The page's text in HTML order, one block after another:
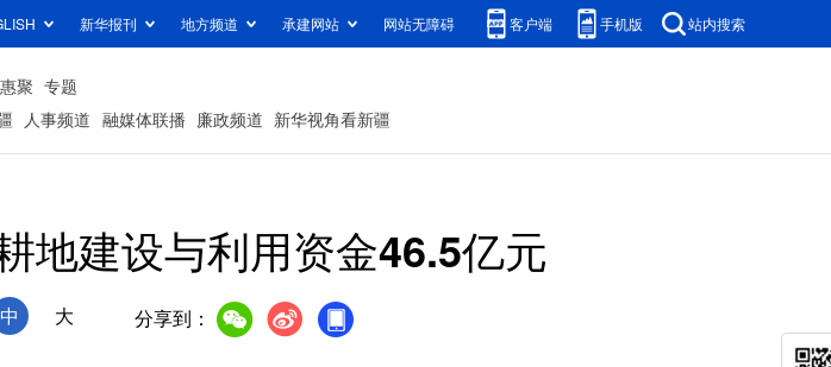
新华报刊 地方频道 承建网站 网站无障碍 客户端 手机版 站内搜索
聚 专题
人事频道 融媒体联播 廉政频道 新华视角看新疆
地建设与利用资金46.5亿元
中 大 分享到：